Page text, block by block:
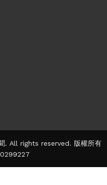
. All rights reserved. 版權所有